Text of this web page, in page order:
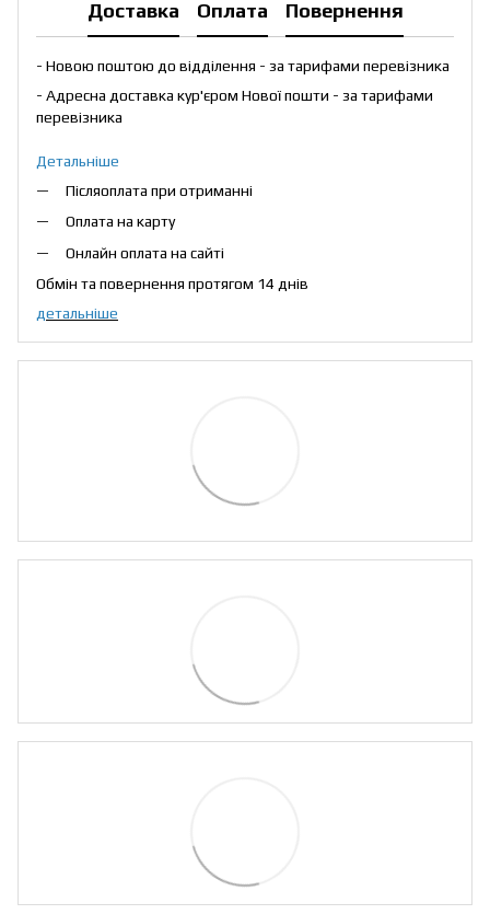
Доставка Оплата Повернення
- Новою поштою до відділення - за тарифами перевізника
- Адресна доставка кур'єром Нової пошти - за тарифами
перевізника
Детальніше
Післяоплата при отриманні
Оплата на карту
Онлайн оплата на сайті
Обмін та повернення протягом 14 днів
детальніше